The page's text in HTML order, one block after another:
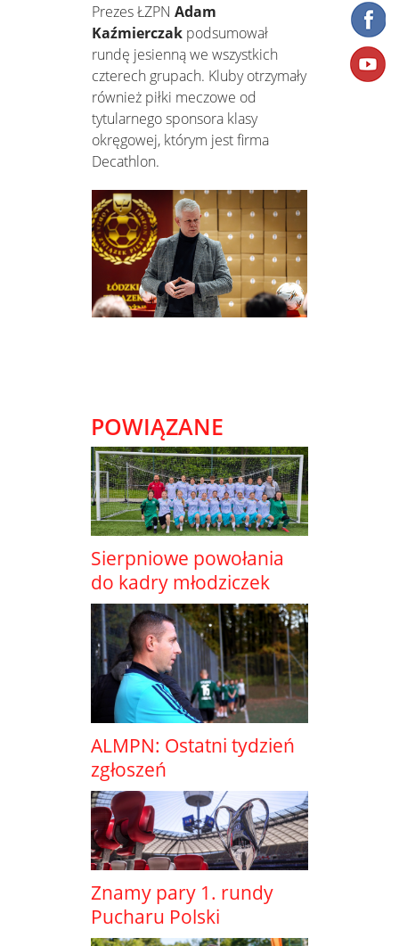
Prezes ŁZPN Adam
Kaźmierczak podsumował
rundę jesienną we wszystkich
czterech grupach. Kluby otrzymały
również piłki meczowe od
tytularnego sponsora klasy
okręgowej, którym jest firma
Decathlon.
POWIĄZANE
Sierpniowe powołania
do kadry młodziczek
ALMPN: Ostatni tydzień
zgłoszeń
Znamy pary 1. rundy
Pucharu Polski